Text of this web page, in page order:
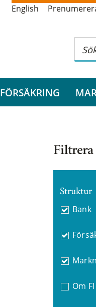
English
FÖRSÄKRING
Filtrera
Struktur
Bank
Om FI